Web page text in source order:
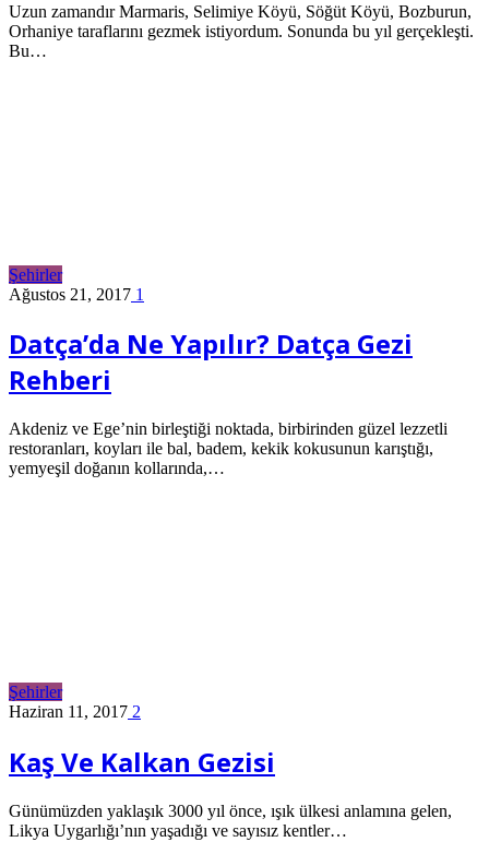
Uzun zamandır Marmaris, Selimiye Köyü, Söğüt Köyü, Bozburun,
Orhaniye taraflarını gezmek istiyordum. Sonunda bu yıl gerçekleşti.
Bu…
Şehirler
Ağustos 21, 2017 1
Datça’da Ne Yapılır? Datça Gezi
Rehberi
Akdeniz ve Ege’nin birleştiği noktada, birbirinden güzel lezzetli
restoranları, koyları ile bal, badem, kekik kokusunun karıştığı,
yemyeşil doğanın kollarında,…
Şehirler
Haziran 11, 2017 2
Kaş Ve Kalkan Gezisi
Günümüzden yaklaşık 3000 yıl önce, ışık ülkesi anlamına gelen,
Likya Uygarlığı’nın yaşadığı ve sayısız kentler…